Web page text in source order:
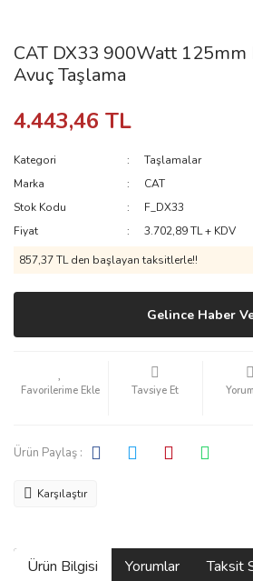
CAT DX33 900Watt
Avuç Taşlama
4.443,46 TL
Kategori
Taşlamalar
Marka
CAT
Stok Kodu
F_DX33
Fiyat
3.702,89 TL + KDV
857,37 TL den başlayan taksitlerle!!
Gelince Haber
Tavsiye Et
Ürün Paylaş :
Karşılaştır
Ürün Bilgisi Yorumlar Taksit